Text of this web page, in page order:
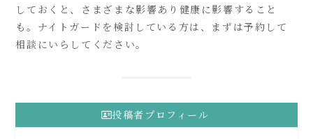
しておくと、さまざまな影響あり健康に影響すること
も。ナイトガードを検討している方は、まずは予約して
相談にいらしてください。
投稿者プロフィール